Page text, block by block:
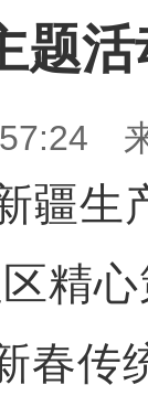
题活
生
精
春传